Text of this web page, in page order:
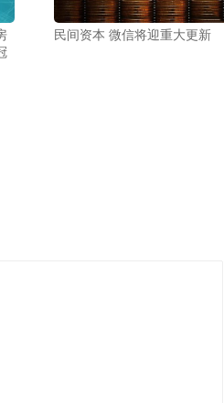
民间资本 微信将迎重大更新